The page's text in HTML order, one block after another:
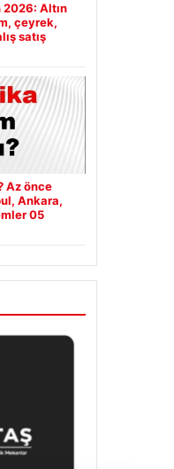
2026: Altın
çeyrek,
satış
Az önce
Ankara,
05